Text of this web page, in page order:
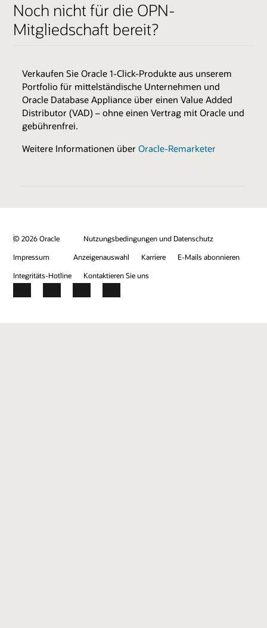
Zugriff auf die Oracle Health Millennium Platform
über APIs *
Cloud-Umgebungen
Oracle Validated Integration *
Technische Unterstützung
Test- & Demodaten
Monatliche technische Newsletter
Variiert je nach Expertise
BENEFITS
Promotion von Kundenerfolgen
Industry Healthcare Track Expertise-Logo &
Werbung im Oracle Healthcare Marketplace
Noch nicht für die OPN-
Mitgliedschaft bereit?
Verkaufen Sie Oracle 1-Click-Produkte aus unserem
Portfolio für mittelständische Unternehmen und
Oracle Database Appliance über einen Value Added
Distributor (VAD) – ohne einen Vertrag mit Oracle und
gebührenfrei.
Weitere Informationen über Oracle-Remarketer
© 2026 Oracle
Nutzungsbedingungen und Datenschutz
Impressum
Anzeigenauswahl Karriere
E-Mails abonnieren
Integritäts-Hotline
Kontaktieren Sie uns
Facebook
X LinkedInYouTube